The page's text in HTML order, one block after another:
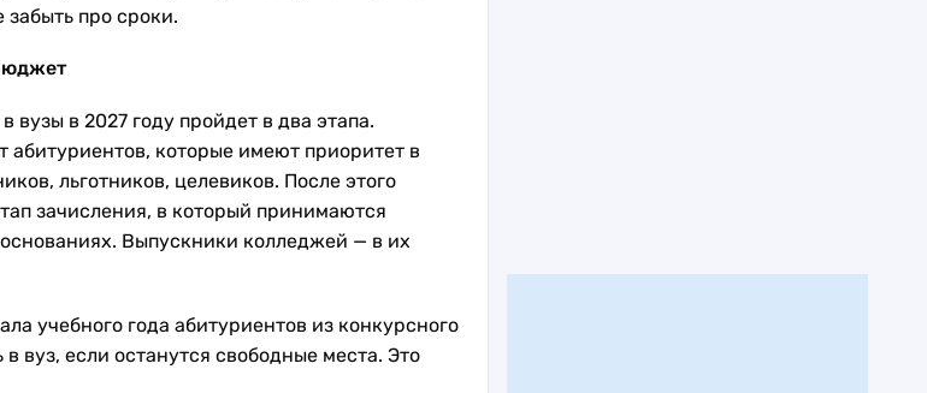
забыть про сроки.
вузы в 2027 году пройдет в два этапа.
абитуриентов, которые имеют приоритет в
льготников, целевиков. После этого
зачисления, в который принимаются
Выпускники колледжей — в их
учебного года абитуриентов из конкурсного
в вуз, если останутся свободные места. Это